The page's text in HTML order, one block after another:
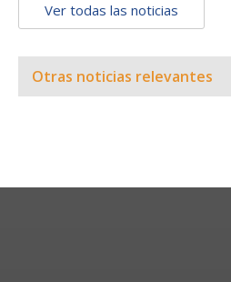
Ver todas las noticias
Otras noticias relevantes